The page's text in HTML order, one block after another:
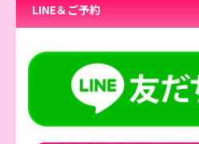
LINE＆ご予約